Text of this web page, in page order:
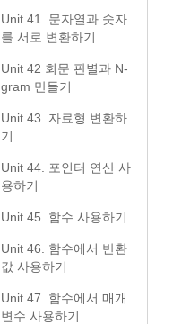
Unit 41. 문자열과 숫자
를 서로 변환하기
Unit 42 회문 판별과 N-
gram 만들기
Unit 43. 자료형 변환하
기
Unit 44. 포인터 연산 사
용하기
Unit 45. 함수 사용하기
Unit 46. 함수에서 반환
값 사용하기
Unit 47. 함수에서 매개
변수 사용하기